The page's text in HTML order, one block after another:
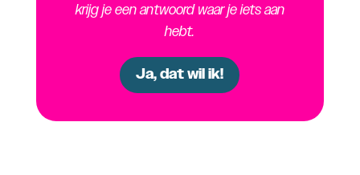
krijg je een antwoord waar je iets aan
hebt.
Ja, dat wil ik!